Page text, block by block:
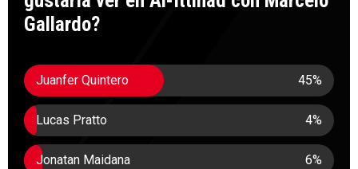
Gallardo?
Juanfer Quintero 45%
Lucas Pratto 4%
Jonatan Maidana 6%